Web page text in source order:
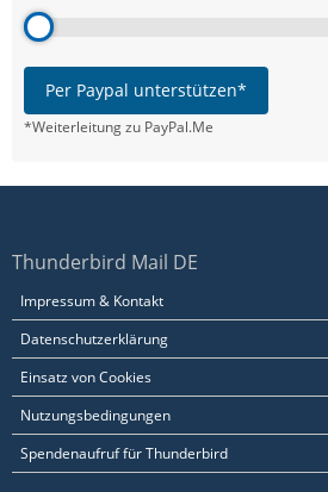
Per Paypal unterstützen*
*Weiterleitung zu PayPal.Me
Thunderbird Mail DE
Impressum & Kontakt
Datenschutzerklärung
Einsatz von Cookies
Nutzungsbedingungen
Spendenaufruf für Thunderbird